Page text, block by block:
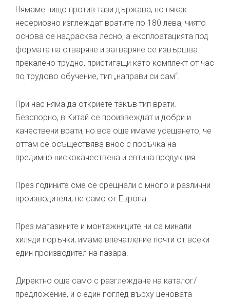
Нямаме нищо против тази държава, но някак
несериозно изглеждат вратите по 180 лева, чиято
основа се надрасква лесно, а експлоатацията под
формата на отваряне и затваряне се извършва
прекалено трудно, пристигащи като комплект от час
по трудово обучение, тип „направи си сам“.
При нас няма да откриете такъв тип врати.
Безспорно, в Китай се произвеждат и добри и
качествени врати, но все още имаме усещането, че
оттам се осъществява внос с поръчка на
предимно нискокачествена и евтина продукция.
През годините сме се срещнали с много и различни
производители, не само от Европа.
През магазините и монтажниците ни са минали
хиляди поръчки, имаме впечатление почти от всеки
един производител на пазара.
Директно още само с разглеждане на каталог/
предложение, и с един поглед върху ценовата